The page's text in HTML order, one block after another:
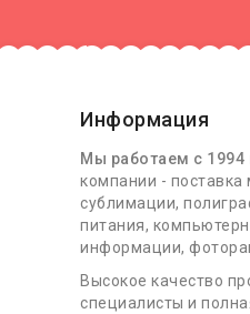
Информация
Мы работаем с 1994
компании -
сублимации,
питания,
информации,
Высокое качество
специалисты и